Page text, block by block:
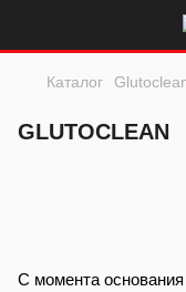
Каталог
GLUTOCLEAN
С момента основания